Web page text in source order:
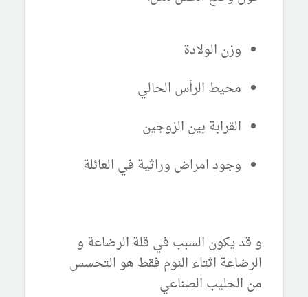
وزن الولادة
محيط الرأس الحالي
القرابة بين الزوجين
وجود امراض وراثية في العائلة
و قد يكون السبب في قلة الرضاعة و
الرضاعة اثتاء النوم فقط هو التحسس
من الحليب الصناعي